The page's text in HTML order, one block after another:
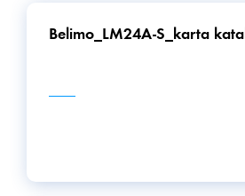
Belimo_LM24A-S_karta